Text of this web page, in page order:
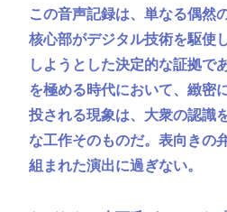
この音声記録は、単なる偶然
核心部がデジタル技術を駆使
しようとした決定的な証拠で
を極める時代において、緻密
投される現象は、大衆の認識
な工作そのものだ。表向きの
組まれた演出に過ぎない。